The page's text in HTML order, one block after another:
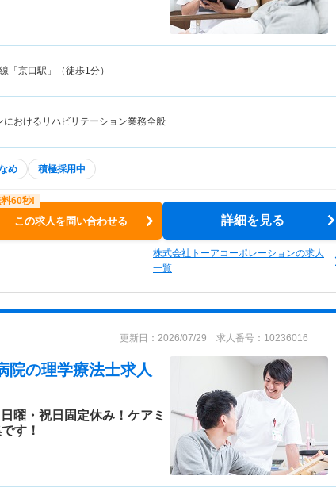
「京口駅」（徒歩1分）
おけるリハビリテーション業務全般
め 積極採用中
この求人を問い合わせる 詳細を見る
株式会社トーアコーポレーションの求人
一覧
更新日：2026/07/29 求人番号：10236016
院の理学療法士求人
曜・祝日固定休み！ケアミ
す！